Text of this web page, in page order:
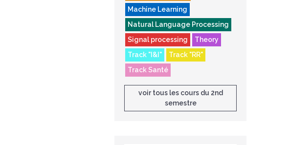
Machine Learning
Natural Language Processing
Signal processing
Theory
Track "I&I"
Track "RR"
Track Santé
voir tous les cours du 2nd
semestre